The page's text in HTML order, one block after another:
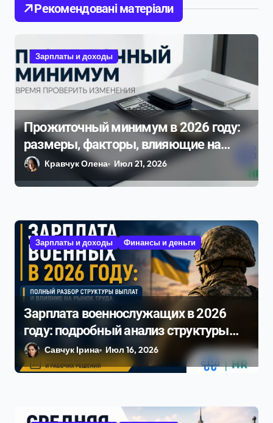
а
п
и
с
я
м
Рекомендовані матеріали
Зарплаты и доходы
Прожиточный минимум в 2026 году:
размеры, факторы, влияющие на
него, и динамика изменения
Кравчук Олена Июл 21, 2026
Зарплаты и доходы Финансы и деньги
Зарплата военнослужащих в 2026
году: подробный анализ структуры
выплат и влияние на рынок труда
Савчук Ірина Июл 16, 2026